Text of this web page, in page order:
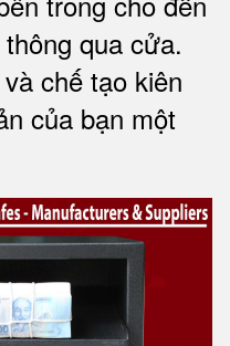
qua cửa.
chế tạo kiên
của bạn một